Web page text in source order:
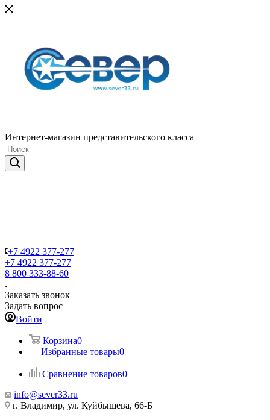
Интернет-магазин представительского класса
+7 4922 377-277
+7 4922 377-277
8 800 333-88-60
Заказать звонок
Задать вопрос
Войти
Корзина0
Избранные товары0
Сравнение товаров0
info@sever33.ru
г. Владимир, ул. Куйбышева, 66-Б